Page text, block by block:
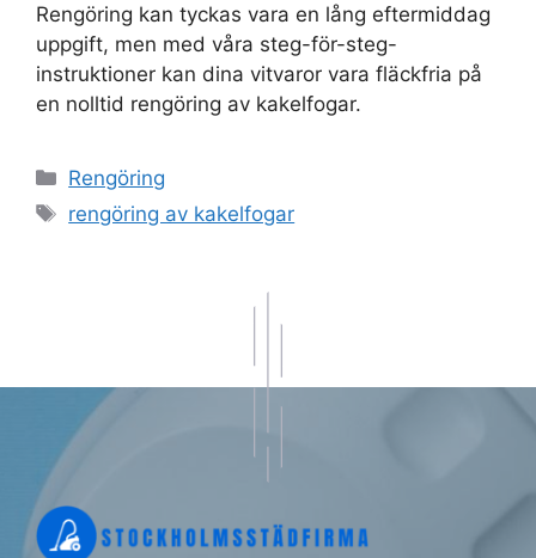
Rengöring kan tyckas vara en lång eftermiddag
uppgift, men med våra steg-för-steg-
instruktioner kan dina vitvaror vara fläckfria på
en nolltid rengöring av kakelfogar.
Kategorier
Rengöring
Etiketter
rengöring av kakelfogar